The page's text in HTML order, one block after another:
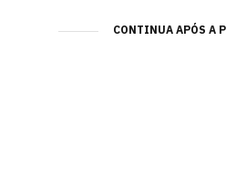
CONTINUA APÓS A